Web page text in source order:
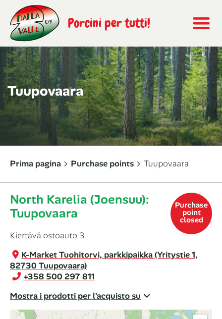
Porcini per tutti!
Tuupovaara
Prima pagina Purchase points Tuupovaara
Purchase
point
closed
North Karelia (Joensuu):
Tuupovaara
Kiertävä ostoauto 3
K-Market Tuohitorvi, parkkipaikka (Yritystie 1,
82730 Tuupovaara)
+358 500 297 811
Mostra i prodotti per l'acquisto su